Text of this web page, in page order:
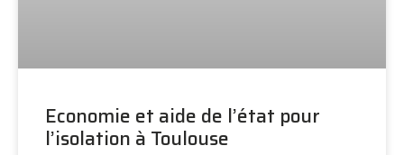
Economie et aide de l’état pour
l’isolation à Toulouse